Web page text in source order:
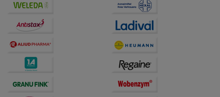
auch auf Ihre Bedürfnisse zugeschrittene Inhalte
anzuzeigen und unser Partnerprogramm zu
betreiben.
Hierüber lassen sich
Informationen über die Art und Weise der Nutzung
unserer Website sammeln, mit deren Hilfe wir unsere
Website weiter für Sie optimieren können, den Inhalt
Drittseiten möglichst relevant für Sie zu gestalten.